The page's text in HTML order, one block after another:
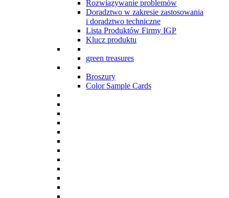
Rozwiązywanie problemów
Doradztwo w zakresie zastosowania
i doradztwo techniczne
Lista Produktów Firmy IGP
Klucz produktu
green treasures
Broszury
Color Sample Cards